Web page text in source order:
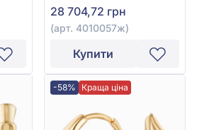
28 704,72 грн
(арт. 4010057ж)
Купити
-58% Краща ціна